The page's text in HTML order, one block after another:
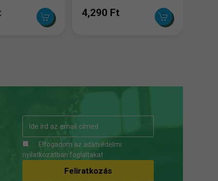
4,290 Ft
Elfogadom az adatvédelmi
nyilatkozatban foglaltakat